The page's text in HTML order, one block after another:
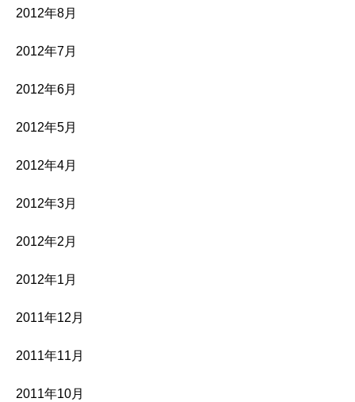
2012年8月
2012年7月
2012年6月
2012年5月
2012年4月
2012年3月
2012年2月
2012年1月
2011年12月
2011年11月
2011年10月